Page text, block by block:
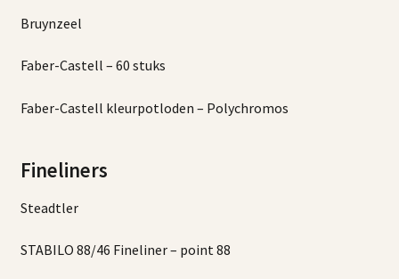
Bruynzeel
Faber-Castell – 60 stuks
Faber-Castell kleurpotloden – Polychromos
Fineliners
Steadtler
STABILO 88/46 Fineliner – point 88